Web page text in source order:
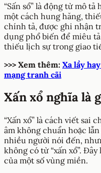
“Sấn sổ” là động từ mô
một cách hung hăng,
chính tả, được ghi nhận
dụng phổ biến để miêu
thiếu lịch sự trong giao
>>> Xem thêm: Xa lầy
mạng tranh cãi
Xấn xổ nghĩa là
“Xấn xổ” là cách viết sai
âm không chuẩn hoặc
nhiều người nói đến,
không có từ “xấn xổ”.
của một số vùng miền.